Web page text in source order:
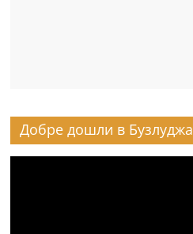
Добре дошли в Бузлуджа